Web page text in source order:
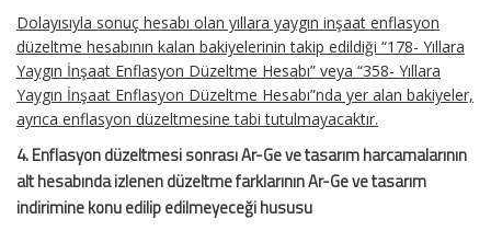
Dolayısıyla sonuç hesabı olan yıllara yaygın inşaat enflasyon
düzeltme hesabının kalan bakiyelerinin takip edildiği “178- Yıllara
Yaygın İnşaat Enflasyon Düzeltme Hesabı” veya “358- Yıllara
Yaygın İnşaat Enflasyon Düzeltme Hesabı”nda yer alan bakiyeler,
ayrıca enflasyon düzeltmesine tabi tutulmayacaktır.
4. Enflasyon düzeltmesi sonrası Ar-Ge ve tasarım harcamalarının
alt hesabında izlenen düzeltme farklarının Ar-Ge ve tasarım
indirimine konu edilip edilmeyeceği hususu